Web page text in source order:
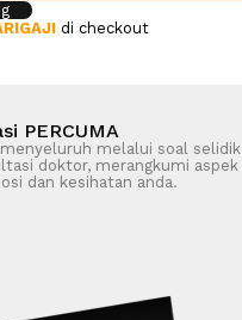
di checkout
PERCUMA
menyeluruh melalui soal selidik
doktor, merangkumi aspek
dan kesihatan anda.